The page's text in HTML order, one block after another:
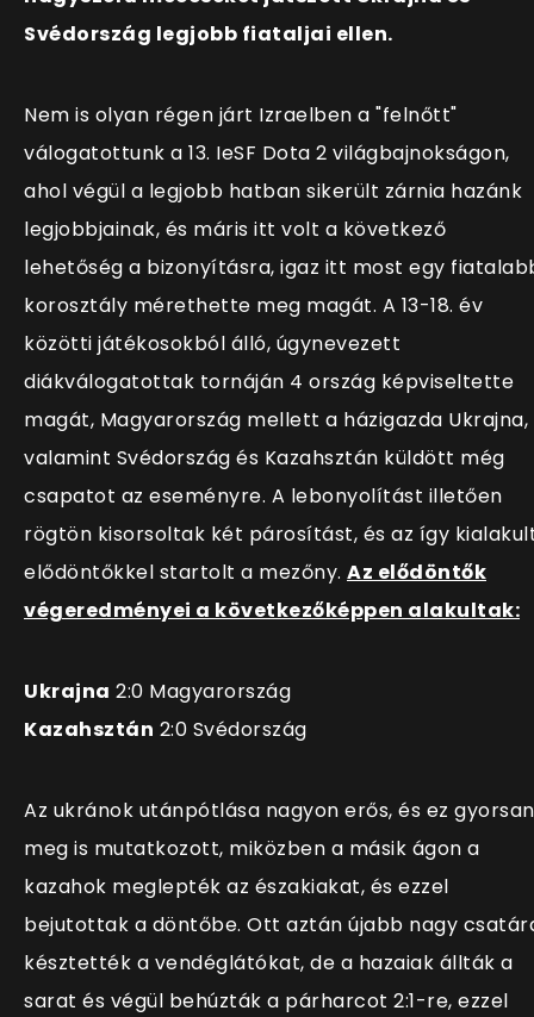
Svédország legjobb fiataljai ellen.
Nem is olyan régen járt Izraelben a "felnőtt"
válogatottunk a 13. IeSF Dota 2 világbajnokságon,
ahol végül a legjobb hatban sikerült zárnia hazánk
legjobbjainak, és máris itt volt a következő
lehetőség a bizonyításra, igaz itt most egy
korosztály mérethette meg magát. A 13-18. év
közötti játékosokból álló, úgynevezett
diákválogatottak tornáján 4 ország képviseltette
magát, Magyarország mellett a házigazda Ukrajna,
valamint Svédország és Kazahsztán küldött még
csapatot az eseményre. A lebonyolítást illetően
rögtön kisorsoltak két párosítást, és az így
elődöntőkkel startolt a mezőny. Az elődöntők
végeredményei a következőképpen alakultak:
Ukrajna 2:0 Magyarország
Kazahsztán 2:0 Svédország
Az ukránok utánpótlása nagyon erős, és ez gyorsan
meg is mutatkozott, miközben a másik ágon a
kazahok meglepték az északiakat, és ezzel
bejutottak a döntőbe. Ott aztán újabb nagy
késztették a vendéglátókat, de a hazaiak állták a
sarat és végül behúzták a párharcot 2:1-re, ezzel